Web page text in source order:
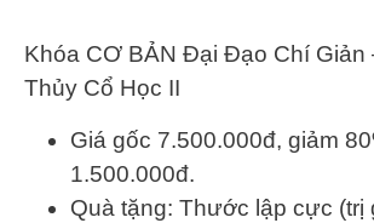
Khóa CƠ BẢN Đại Đạo Chí Giản
Thủy Cổ Học II
Giá gốc 7.500.000đ, giảm
1.500.000đ.
Quà tặng: Thước lập cực (trị